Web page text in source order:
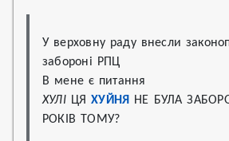
У верховну раду внесли
забороні РПЦ
ХУЛІ ЦЯ ХУЙНЯ
НЕ БУЛА
РОКІВ ТОМУ?